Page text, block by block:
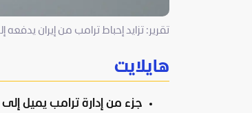
تقرير: تزايد إحباط ترامب من إيران يدفعه
هايلايت
جزء من إدارة ترامب يميل